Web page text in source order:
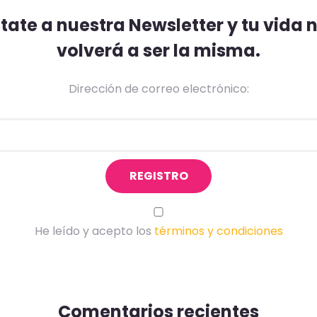
a nuestra Newsletter y tu vida
volverá a ser la misma.
Dirección de correo electrónico:
He leído y acepto los términos y condiciones
Comentarios recientes